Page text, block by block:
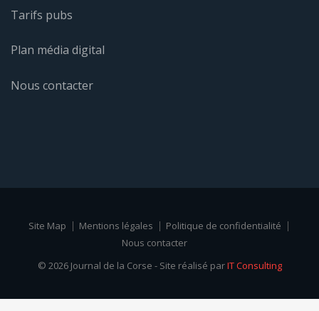
Tarifs pubs
Plan média digital
Nous contacter
Site Map Mentions légales
Politique de confidentialité
Nous contacter
© 2026 Journal de la Corse - Site réalisé parIT Consulting